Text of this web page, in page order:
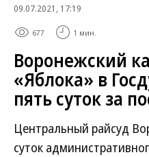
09.07.2021, 17:19
677 1 мин.
Воронежский
«Яблока» в
пять суток за
Центральный райсуд
суток